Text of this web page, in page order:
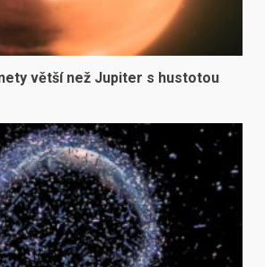
větší než Jupiter s hustotou